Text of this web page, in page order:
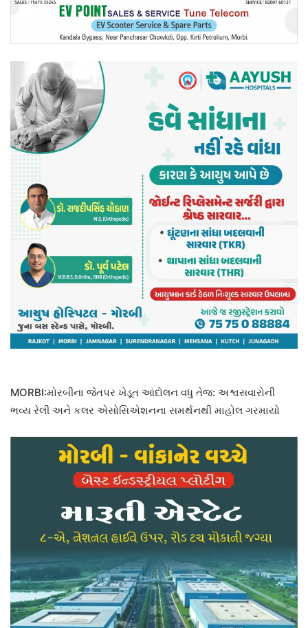
MORBI:મોરબીના જેતપર ખેડૂત આંદોલન વધુ તેજ: અશ્વસવારોની
ભવ્ય રેલી અને કલર એસોસિએશનના સમર્થનથી માહોલ ગરમાયો